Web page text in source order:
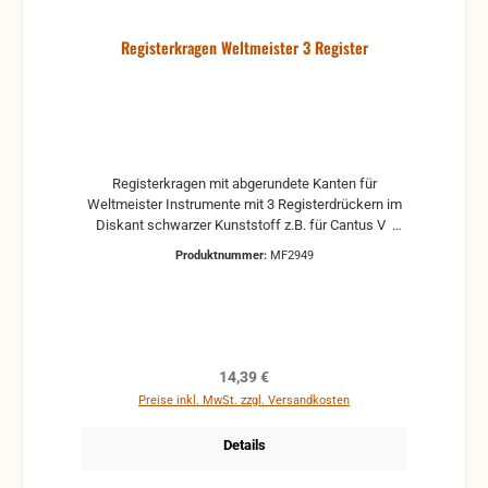
Registerkragen Weltmeister 3 Register
Registerkragen mit abgerundete Kanten für
Weltmeister Instrumente mit 3 Registerdrückern im
Diskant schwarzer Kunststoff z.B. für Cantus V
Schrauben können auf Wunsch dazu erworben
Produktnummer: MF2949
Regulärer Preis:
14,39 €
Preise inkl. MwSt. zzgl. Versandkosten
Details